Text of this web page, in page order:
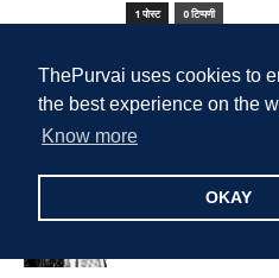
ThePurvai uses cookies to
the best experience on the
Know more
OKAY
1 पोस्ट 0 टिप्पणी
गौरव सिन्हा